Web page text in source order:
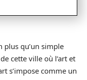
plus qu’un simple
cette ville où l’art et
s’impose comme un